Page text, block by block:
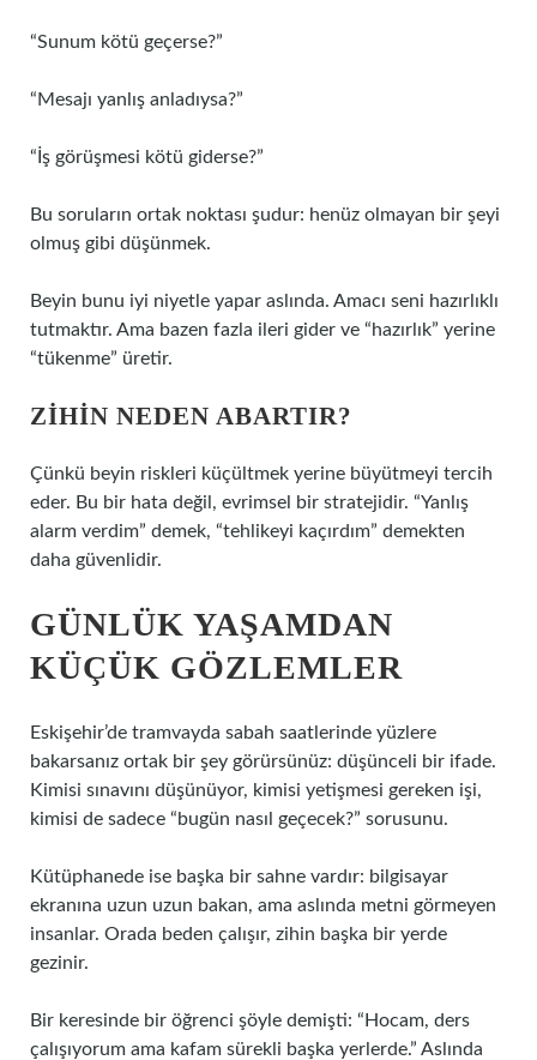
“Sunum kötü geçerse?”
“Mesajı yanlış anladıysa?”
“İş görüşmesi kötü giderse?”
Bu soruların ortak noktası şudur: henüz olmayan bir şeyi
olmuş gibi düşünmek.
Beyin bunu iyi niyetle yapar aslında. Amacı seni hazırlıklı
tutmaktır. Ama bazen fazla ileri gider ve “hazırlık” yerine
“tükenme” üretir.
ZIHIN NEDEN ABARTIR?
Çünkü beyin riskleri küçültmek yerine büyütmeyi tercih
eder. Bu bir hata değil, evrimsel bir stratejidir. “Yanlış
alarm verdim” demek, “tehlikeyi kaçırdım” demekten
daha güvenlidir.
GÜNLÜK YAŞAMDAN
KÜÇÜK GÖZLEMLER
Eskişehir’de tramvayda sabah saatlerinde yüzlere
bakarsanız ortak bir şey görürsünüz: düşünceli bir ifade.
Kimisi sınavını düşünüyor, kimisi yetişmesi gereken işi,
kimisi de sadece “bugün nasıl geçecek?” sorusunu.
Kütüphanede ise başka bir sahne vardır: bilgisayar
ekranına uzun uzun bakan, ama aslında metni görmeyen
insanlar. Orada beden çalışır, zihin başka bir yerde
gezinir.
Bir keresinde bir öğrenci şöyle demişti: “Hocam, ders
çalışıyorum ama kafam sürekli başka yerlerde.” Aslında